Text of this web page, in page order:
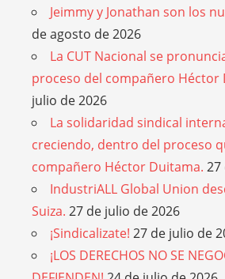
Jeimmy y Jonathan son los
de agosto de 2026
La CUT Nacional se
proceso del compañero Héctor
julio de 2026
La solidaridad sindical
creciendo, dentro del proceso
compañero Héctor Duitama. 27
IndustriALL Global Union
Suiza. 27 de julio de 2026
¡Sindicalizate! 27 de julio de
¡LOS DERECHOS NO SE